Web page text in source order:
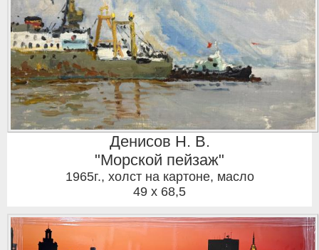
Денисов Н. В.
"Морской пейзаж"
1965г., холст на картоне, масло
49 x 68,5